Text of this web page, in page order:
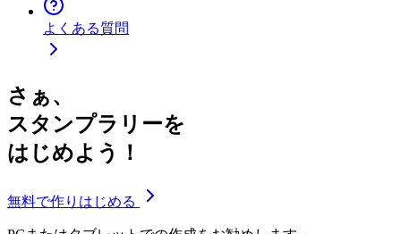
よくある質問
さぁ、
スタンプラリーを
はじめよう！
無料で作りはじめる